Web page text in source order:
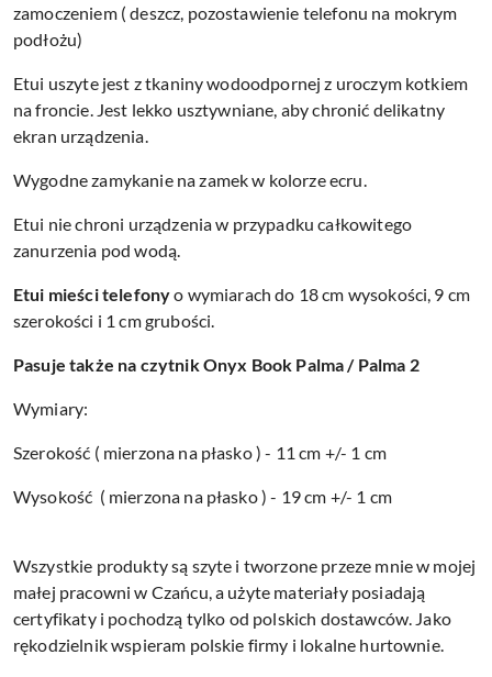
zamoczeniem ( deszcz, pozostawienie telefonu na mokrym
podłożu)
Etui uszyte jest z tkaniny wodoodpornej z uroczym kotkiem
na froncie. Jest lekko usztywniane, aby chronić delikatny
ekran urządzenia.
Wygodne zamykanie na zamek w kolorze ecru.
Etui nie chroni urządzenia w przypadku całkowitego
zanurzenia pod wodą.
Etui mieści telefonyo wymiarach do 18 cm wysokości, 9 cm
szerokości i 1 cm grubości.
Pasuje także na czytnik Onyx Book Palma / Palma 2
Wymiary:
Szerokość ( mierzona na płasko ) - 11 cm +/- 1 cm
Wysokość ( mierzona na płasko ) - 19 cm +/- 1 cm
Wszystkie produkty są szyte i tworzone przeze mnie w mojej
małej pracowni w Czańcu, a użyte materiały posiadają
certyfikaty i pochodzą tylko od polskich dostawców. Jako
rękodzielnik wspieram polskie firmy i lokalne hurtownie.